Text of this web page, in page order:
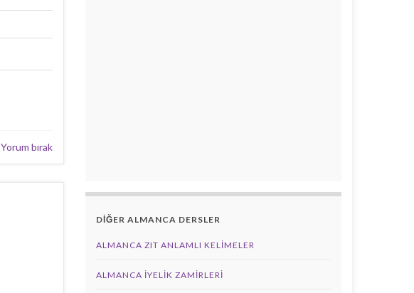
Yorum bırak
DİĞER ALMANCA DERSLER
ALMANCA ZIT ANLAMLI KELIMELER
ALMANCA İYELIK ZAMIRLERI